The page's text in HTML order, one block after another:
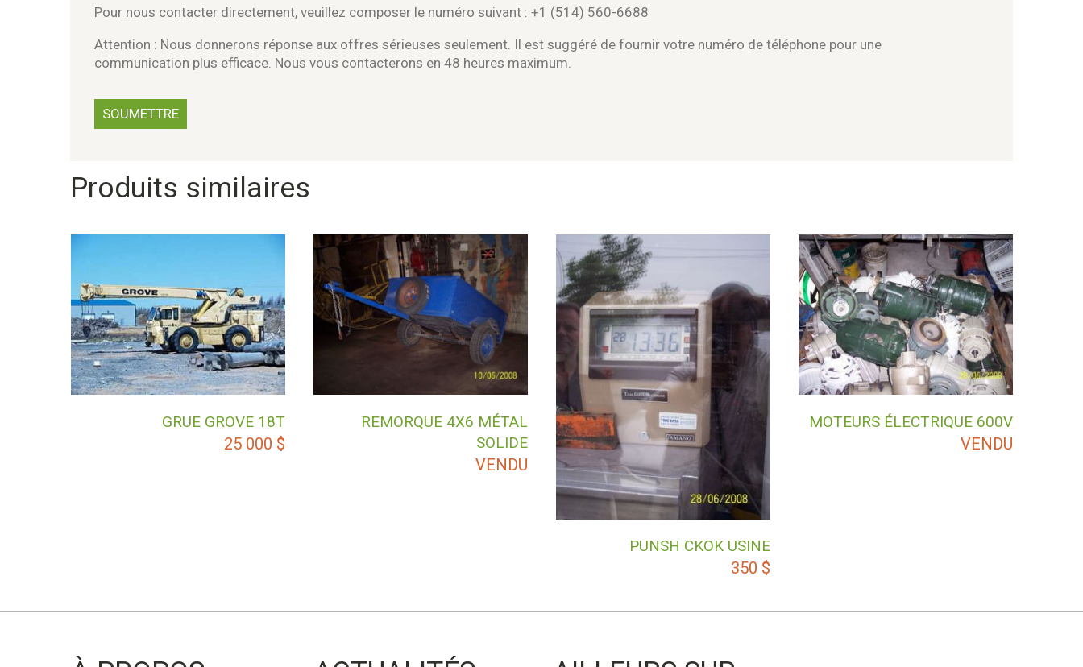
Pour nous contacter directement, veuillez composer le numéro suivant : +1 (514) 560-6688
Attention : Nous donnerons réponse aux offres sérieuses seulement. Il est suggéré de fournir votre numéro de téléphone pour une
communication plus efficace. Nous vous contacterons en 48 heures maximum.
Produits similaires
GRUE GROVE 18T
25 000 $
REMORQUE 4X6 MÉTAL
SOLIDE
VENDU
PUNSH CKOK USINE
350 $
MOTEURS ÉLECTRIQUE 600V
VENDU